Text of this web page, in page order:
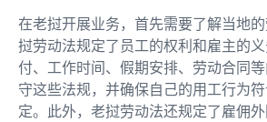
在老挝开展业务，首先需要了解当地
挝劳动法规定了员工的权利和雇主的
付、工作时间、假期安排、劳动合同
守这些法规，并确保自己的用工行为
定。此外，老挝劳动法还规定了雇佣